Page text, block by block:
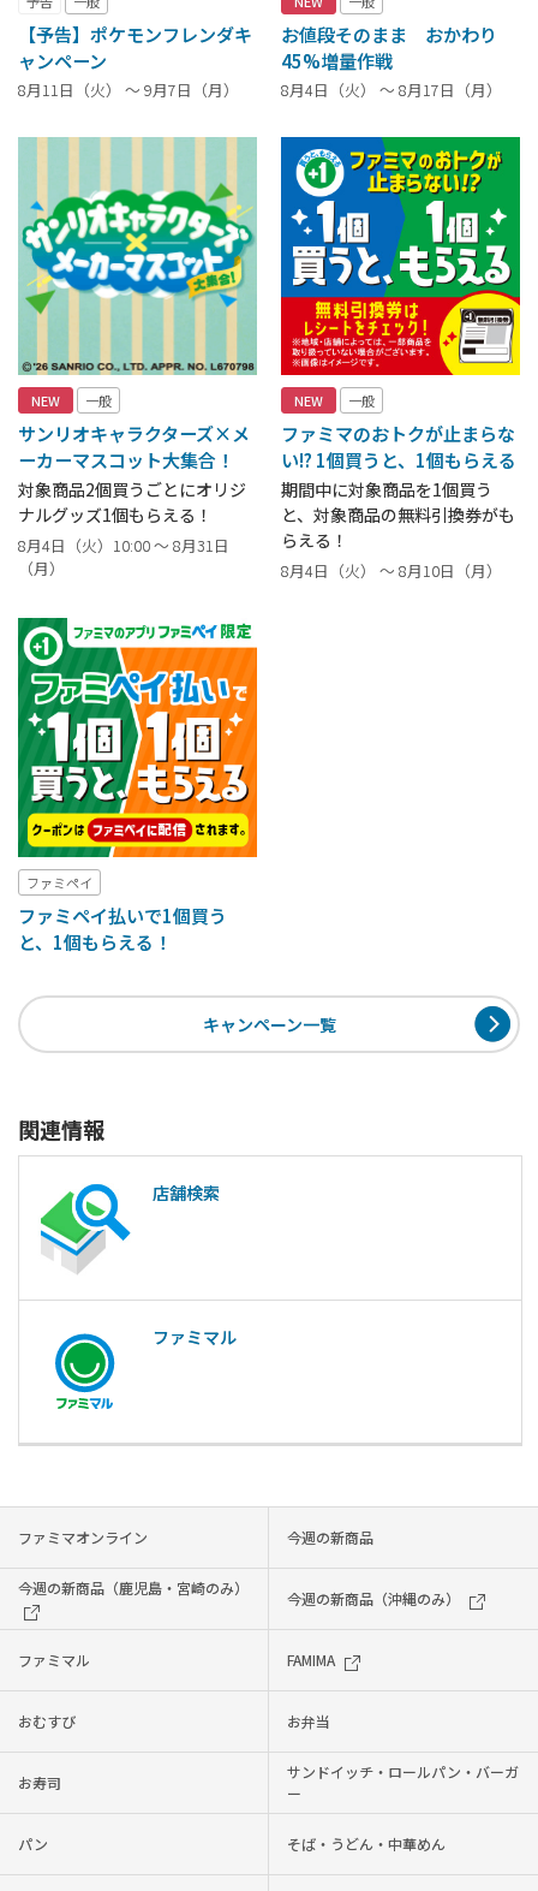
【予告】ポケモンフレンダキ
ャンペーン
8月11日（火） ～ 9月7日（月）
お値段そのまま おかわり
45%増量作戦
8月4日（火） ～ 8月17日（月）
NEW 一般
サンリオキャラクターズ×メ
ーカーマスコット大集合！
対象商品2個買うごとにオリジ
ナルグッズ1個もらえる！
8月4日（火）10:00 ～ 8月31日
（月）
NEW 一般
ファミマのおトクが止まらな
い!? 1個買うと、1個もらえる
期間中に対象商品を1個買う
と、対象商品の無料引換券がも
らえる！
8月4日（火） ～ 8月10日（月）
ファミペイ
ファミペイ払いで1個買う
と、1個もらえる！
キャンペーン一覧
関連情報
店舗検索
ファミマル
ファミマオンライン 今週の新商品
今週の新商品（鹿児島・宮崎のみ）
今週の新商品（沖縄のみ）
ファミマル FAMIMA
おむすび お弁当
お寿司
サンドイッチ・ロールパン・バーガ
ー
パン そば・うどん・中華めん